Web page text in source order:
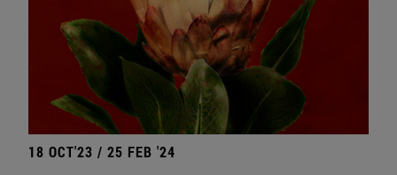
18 OCT'23 / 25 FEB '24